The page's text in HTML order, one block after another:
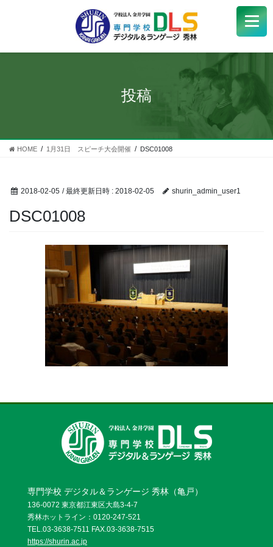
学校紹介+
受験生
学生サポート
お問い合わせ
資料請求
OPENキャンパス
投稿
HOME 1月31日 スピーチ大会開催 DSC01008
2018-02-05 / 最終更新日時 : 2018-02-05 shurin_admin_user1
DSC01008
専門学校 デジタル＆ランゲージ 秀林（亀戸）
136-0072 東京都江東区大島3-4-7
秀林ホットライン：0120-247-521
TEL.03-3638-7511 FAX.03-3638-7515
https://shurin.ac.jp